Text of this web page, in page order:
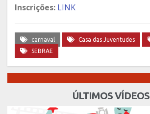
Inscrições: LINK
carnaval Casa das Juventudes
SEBRAE
ÚLTIMOS VÍDEOS